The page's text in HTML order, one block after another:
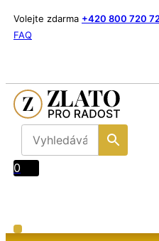
Volejte zdarma +420 800 720
FAQ
0